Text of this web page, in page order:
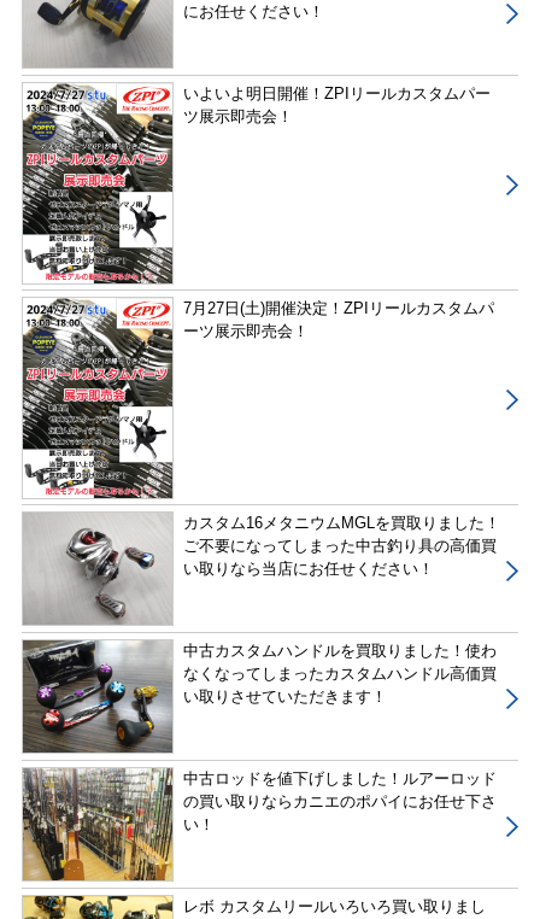
にお任せください！
いよいよ明日開催！ZPIリールカスタムパー
ツ展示即売会！
7月27日(土)開催決定！ZPIリールカスタムパ
ーツ展示即売会！
カスタム16メタニウムMGLを買取りました！
ご不要になってしまった中古釣り具の高価買
い取りなら当店にお任せください！
中古カスタムハンドルを買取りました！使わ
なくなってしまったカスタムハンドル高価買
い取りさせていただきます！
中古ロッドを値下げしました！ルアーロッド
の買い取りならカニエのポパイにお任せ下さ
い！
レボ カスタムリールいろいろ買い取りまし